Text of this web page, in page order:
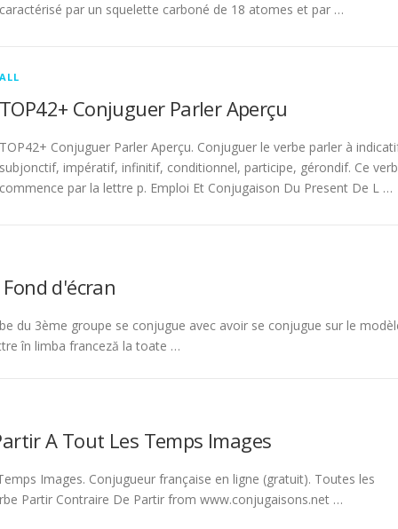
caractérisé par un squelette carboné de 18 atomes et par …
ALL
TOP42+ Conjuguer Parler Aperçu
TOP42+ Conjuguer Parler Aperçu. Conjuguer le verbe parler à
subjonctif, impératif, infinitif, conditionnel, participe, gérondif. Ce
commence par la lettre p. Emploi Et Conjugaison Du Present De L …
d'écran
du 3ème groupe se conjugue avec avoir se conjugue sur le
în limba franceză la toate …
A Tout Les Temps Images
Images. Conjugueur française en ligne (gratuit). Toutes les
Partir Contraire De Partir from www.conjugaisons.net …